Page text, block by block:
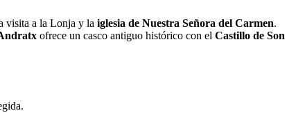
visita a la Lonja y la iglesia de Nuestra Señora del Carmen.
ofrece un casco antiguo histórico con el Castillo de Son